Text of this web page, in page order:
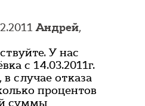
Андрей,
У нас
с 14.03.2011г.
в случае отказа
процентов
суммы